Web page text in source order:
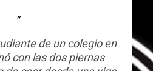
de un colegio en
con las dos piernas